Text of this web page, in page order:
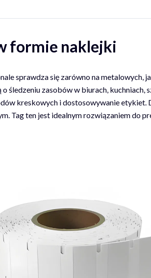
formie naklejki
sprawdza się zarówno na metalowych,
śledzeniu zasobów w biurach,
kreskowych i dostosowywanie etykiet.
Tag ten jest idealnym rozwiązaniem do